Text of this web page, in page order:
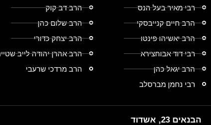
רבי מאיר בעל הנס
הרב חיים קנייבסקי
הרב יאשיהו פינטו
רבי דוד אבוחצירא
הרב יגאל כהן
רבי נחמן מברסלב
הרב דב קוק
הרב שלום כהן
הרב יצחק כדורי
הרב אהרן יהודה לייב
הרב מרדכי שרעבי
הבנאים 23, אשדוד